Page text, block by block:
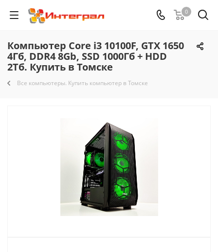
0
Компьютер Core i3 10100F, GTX 1650
4Гб, DDR4 8Gb, SSD 1000Гб + HDD
2Тб. Купить в Томске
Все компьютеры. Купить компьютер в Томске